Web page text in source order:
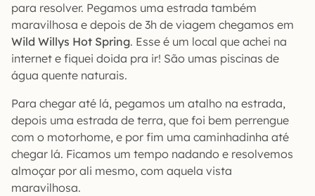
para resolver. Pegamos uma estrada também
maravilhosa e depois de 3h de viagem chegamos em
Wild Willys Hot Spring. Esse é um local que achei na
internet e fiquei doida pra ir! São umas piscinas de
água quente naturais.
Para chegar até lá, pegamos um atalho na estrada,
depois uma estrada de terra, que foi bem perrengue
com o motorhome, e por fim uma caminhadinha até
chegar lá. Ficamos um tempo nadando e resolvemos
almoçar por ali mesmo, com aquela vista
maravilhosa.